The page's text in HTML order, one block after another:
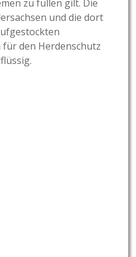
zu füllen gilt. Die
und die dort
den Herdenschutz